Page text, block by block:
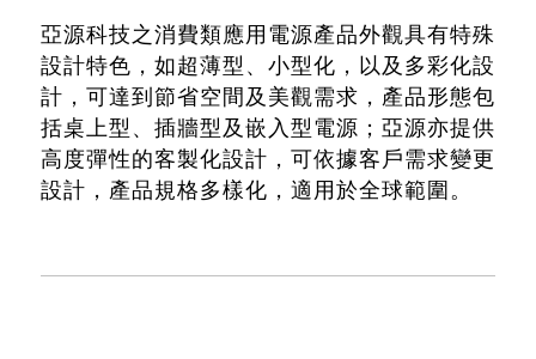
亞源科技之消費類應用電源產品外觀具有特殊
設計特色，如超薄型、小型化，以及多彩化設
計，可達到節省空間及美觀需求，產品形態包
括桌上型、插牆型及嵌入型電源；亞源亦提供
高度彈性的客製化設計，可依據客戶需求變更
設計，產品規格多樣化，適用於全球範圍。